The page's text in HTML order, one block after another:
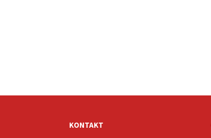
KONTAKT